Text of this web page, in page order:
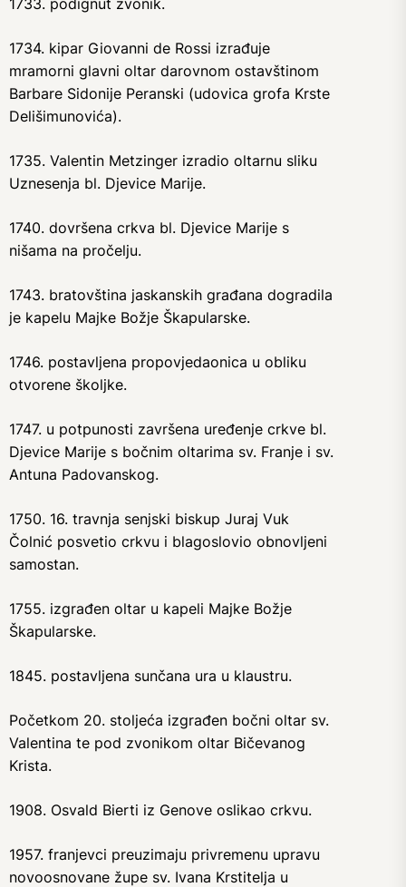
1733. podignut zvonik.
1734. kipar Giovanni de Rossi izrađuje
mramorni glavni oltar darovnom ostavštinom
Barbare Sidonije Peranski (udovica grofa Krste
Delišimunovića).
1735. Valentin Metzinger izradio oltarnu sliku
Uznesenja bl. Djevice Marije.
1740. dovršena crkva bl. Djevice Marije s
nišama na pročelju.
1743. bratovština jaskanskih građana dogradila
je kapelu Majke Božje Škapularske.
1746. postavljena propovjedaonica u obliku
otvorene školjke.
1747. u potpunosti završena uređenje crkve bl.
Djevice Marije s bočnim oltarima sv. Franje i sv.
Antuna Padovanskog.
1750. 16. travnja senjski biskup Juraj Vuk
Čolnić posvetio crkvu i blagoslovio obnovljeni
samostan.
1755. izgrađen oltar u kapeli Majke Božje
Škapularske.
1845. postavljena sunčana ura u klaustru.
Početkom 20. stoljeća izgrađen bočni oltar sv.
Valentina te pod zvonikom oltar Bičevanog
Krista.
1908. Osvald Bierti iz Genove oslikao crkvu.
1957. franjevci preuzimaju privremenu upravu
novoosnovane župe sv. Ivana Krstitelja u